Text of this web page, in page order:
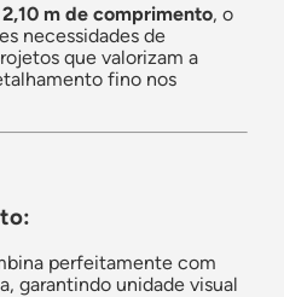
2,10 m de comprimento, o
necessidades de
que valorizam a
fino nos
perfeitamente com
garantindo unidade visual